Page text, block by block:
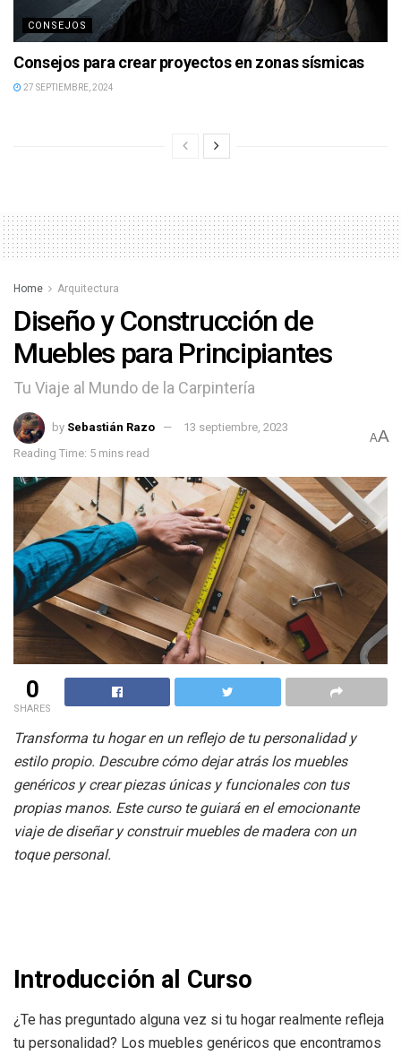
CONSEJOS
Consejos para crear proyectos en zonas sísmicas
27 SEPTIEMBRE, 2024
Home Arquitectura
Diseño y Construcción de
Muebles para Principiantes
Tu Viaje al Mundo de la Carpintería
by Sebastián Razo
13 septiembre, 2023
Reading Time: 5 mins read
AA
0
SHARES
Transforma tu hogar en un reflejo de tu personalidad y
estilo propio. Descubre cómo dejar atrás los muebles
genéricos y crear piezas únicas y funcionales con tus
propias manos. Este curso te guiará en el emocionante
viaje de diseñar y construir muebles de madera con un
toque personal.
Introducción al Curso
¿Te has preguntado alguna vez si tu hogar realmente refleja
tu personalidad? Los muebles genéricos que encontramos